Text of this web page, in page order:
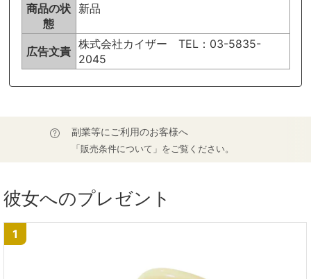
商品の状
態
新品
広告文責
株式会社カイザー TEL：03-5835-
2045
副業等にご利用のお客様へ
「販売条件について」をご覧ください。
彼女へのプレゼント
1